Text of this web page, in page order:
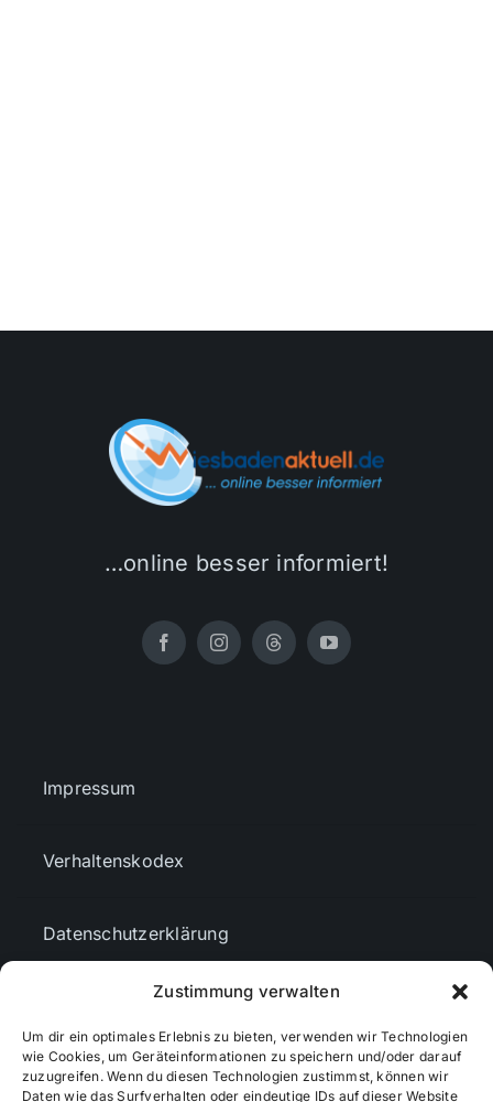
Zustimmung verwalten
Um dir ein optimales Erlebnis zu bieten, verwenden wir Technologien
wie Cookies, um Geräteinformationen zu speichern und/oder darauf
zuzugreifen. Wenn du diesen Technologien zustimmst, können wir
Daten wie das Surfverhalten oder eindeutige IDs auf dieser Website
…online besser informiert!
Impressum
Verhaltenskodex
Datenschutzerklärung
Cookie-Richtlinie (EU)